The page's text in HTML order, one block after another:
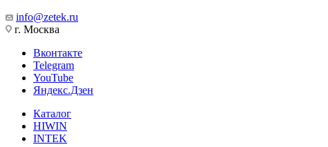
info@zetek.ru
г. Москва
Вконтакте
Telegram
YouTube
Яндекс.Дзен
Каталог
HIWIN
INTEK